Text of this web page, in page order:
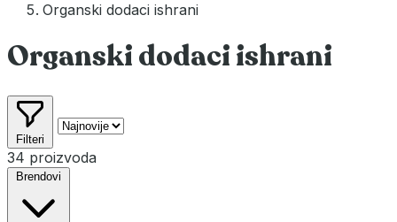
Organski dodaci ishrani
Organski dodaci ishrani
Filteri
34 proizvoda
Brendovi